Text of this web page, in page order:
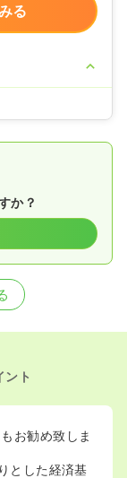
る
か？
ント
お勧め致しま
とした経済基